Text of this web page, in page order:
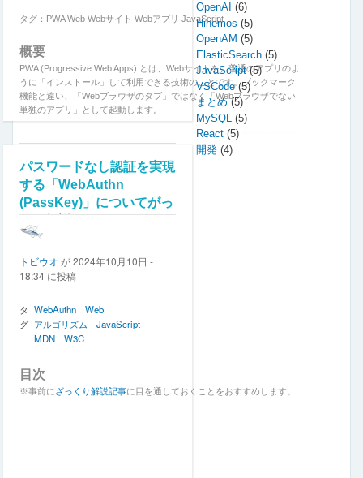
タグ：PWA Web Webサイト Webアプリ JavaScript
概要
PWA (Progressive Web Apps) とは、Webサイトを、普通のアプリのよ
うに「インストール」して利用できる技術のことです。ブックマーク
機能と違い、「Webブラウザのタブ」ではなく「Webブラウザでない
単独のアプリ」として起動します。
サ
イ
ト
を
ア
プ
化！
PWA
術
の
近
年
147
パスワードなし認証を実現
する「WebAuthn
(PassKey)」についてがっ
トビウオ が2024年10月10日 -
18:34 に投稿
タ
グ
WebAuthn
Web
アルゴリズム
JavaScript
MDN
W3C
目次
※事前にざっくり解説記事に目を通しておくことをおすすめします。
OpenAI (6)
Hinemos (5)
OpenAM (5)
ElasticSearch (5)
JavaScript(5)
VSCode(5)
まとめ(5)
MySQL (5)
React (5)
開発 (4)
ペ
ー
ジ
り